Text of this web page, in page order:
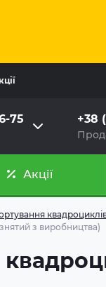
75 +38
Акції
з виробництва)